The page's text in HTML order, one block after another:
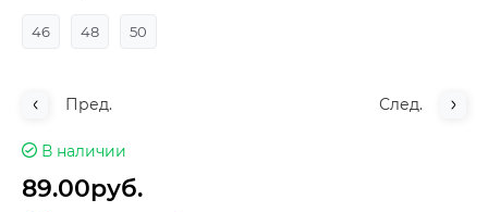
46 48 50
Пред. След.
В наличии
89.00руб.